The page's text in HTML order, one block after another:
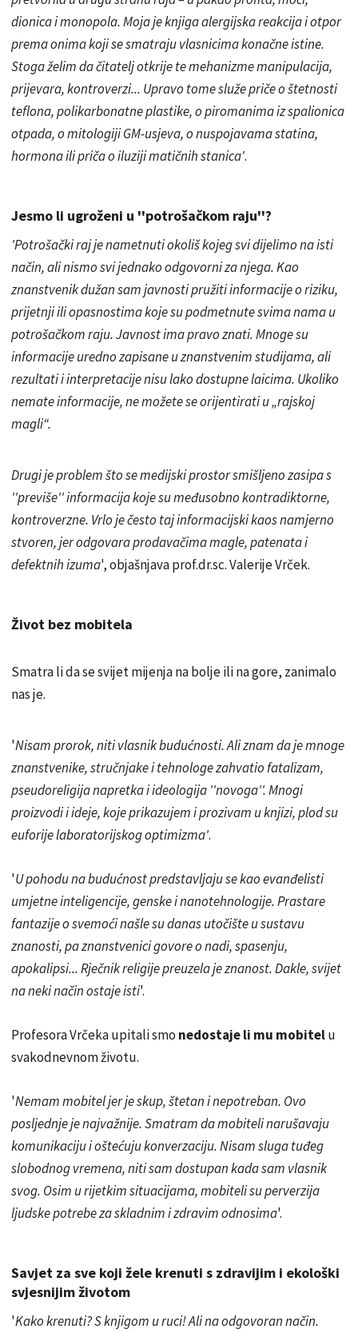
dionica i monopola. Moja je knjiga alergijska reakcija i otpor
prema onima koji se smatraju vlasnicima konačne istine.
Stoga želim da čitatelj otkrije te mehanizme manipulacija,
prijevara, kontroverzi... Upravo tome služe priče o štetnosti
teflona, polikarbonatne plastike, o piromanima iz spalionica
otpada, o mitologiji GM-usjeva, o nuspojavama statina,
hormona ili priča o iluziji matičnih stanica'.
Jesmo li ugroženi u ''potrošačkom raju''?
'Potrošački raj je nametnuti okoliš kojeg svi dijelimo na isti
način, ali nismo svi jednako odgovorni za njega. Kao
znanstvenik dužan sam javnosti pružiti informacije o riziku,
prijetnji ili opasnostima koje su podmetnute svima nama u
potrošačkom raju. Javnost ima pravo znati. Mnoge su
informacije uredno zapisane u znanstvenim studijama, ali
rezultati i interpretacije nisu lako dostupne laicima. Ukoliko
nemate informacije, ne možete se orijentirati u „rajskoj
magli“.
Drugi je problem što se medijski prostor smišljeno zasipa s
''previše'' informacija koje su međusobno kontradiktorne,
kontroverzne. Vrlo je često taj informacijski kaos namjerno
stvoren, jer odgovara prodavačima magle, patenata i
defektnih izuma', objašnjava prof.dr.sc. Valerije Vrček.
Život bez mobitela
Smatra li da se svijet mijenja na bolje ili na gore, zanimalo
nas je.
'Nisam prorok, niti vlasnik budućnosti. Ali znam da je mnoge
znanstvenike, stručnjake i tehnologe zahvatio fatalizam,
pseudoreligija napretka i ideologija ''novoga''. Mnogi
proizvodi i ideje, koje prikazujem i prozivam u knjizi, plod su
euforije laboratorijskog optimizma'.
'U pohodu na budućnost predstavljaju se kao evanđelisti
umjetne inteligencije, genske i nanotehnologije. Prastare
fantazije o svemoći našle su danas utočište u sustavu
znanosti, pa znanstvenici govore o nadi, spasenju,
apokalipsi... Rječnik religije preuzela je znanost. Dakle, svijet
na neki način ostaje isti'.
Profesora Vrčeka upitali smo nedostaje li mu mobitelu
svakodnevnom životu.
'Nemam mobitel jer je skup, štetan i nepotreban. Ovo
posljednje je najvažnije. Smatram da mobiteli narušavaju
komunikaciju i oštećuju konverzaciju. Nisam sluga tuđeg
slobodnog vremena, niti sam dostupan kada sam vlasnik
svog. Osim u rijetkim situacijama, mobiteli su perverzija
ljudske potrebe za skladnim i zdravim odnosima'.
Savjet za sve koji žele krenuti s zdravijim i ekološki
svjesnijim životom
'Kako krenuti? S knjigom u ruci! Ali na odgovoran način.